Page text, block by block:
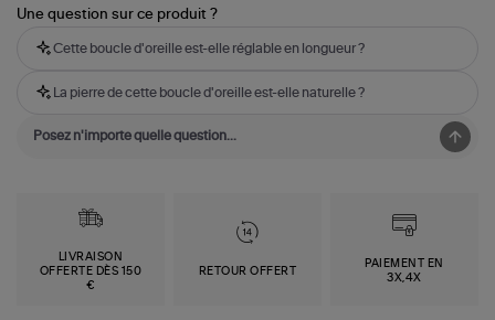
l'unité)
Une question sur ce produit ?
Cette boucle d'oreille est-elle réglable en longueur ?
La pierre de cette boucle d'oreille est-elle naturelle ?
LIVRAISON
OFFERTE DÈS 150
€
RETOUR OFFERT
PAIEMENT EN
3X,4X